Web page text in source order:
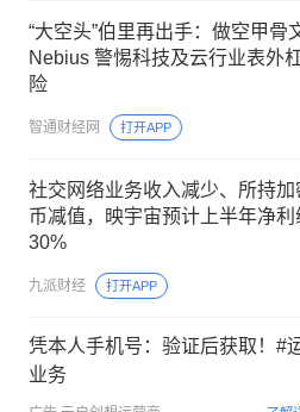
“大空头”伯里再出手：做空甲骨
Nebius 警惕科技及云行业表外
险
智通财经网 打开APP
社交网络业务收入减少、所持加
币减值，映宇宙预计上半年净利
30%
九派财经 打开APP
凭本人手机号：验证后获取！#
业务